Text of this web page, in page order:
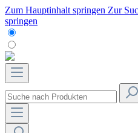
Zum Hauptinhalt springen Zur
springen